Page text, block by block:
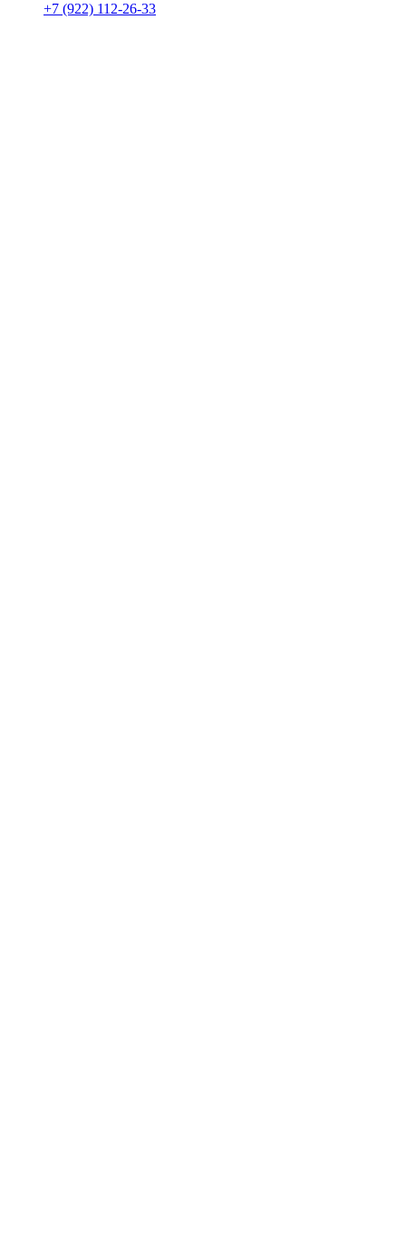
+7 (922) 112-26-33